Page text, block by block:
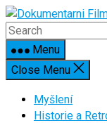
Skip
to
contentMenu
Close Menu
Myšlení
Historie a